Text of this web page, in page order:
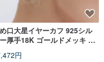
口大星イヤーカフ 925シル
厚手18K ゴールドメッキ メ
円